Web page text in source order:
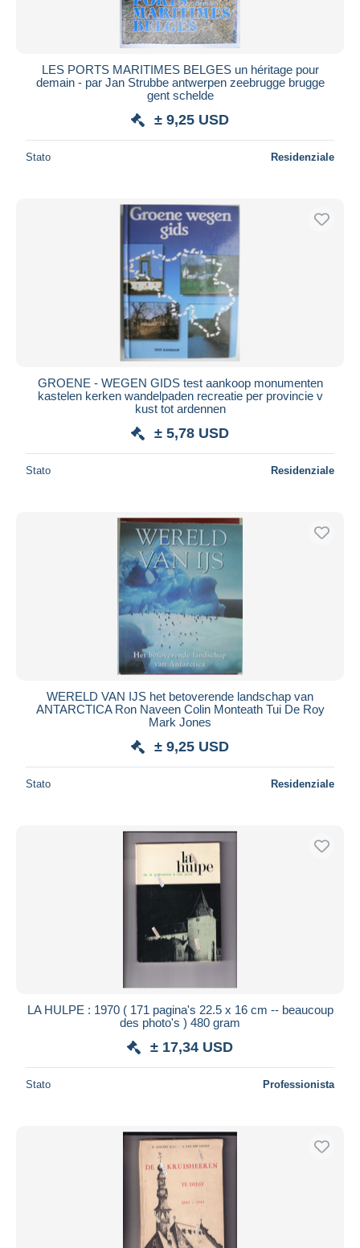
LES PORTS MARITIMES BELGES un héritage pour
demain - par Jan Strubbe antwerpen zeebrugge brugge
gent schelde
± 9,25 USD
Stato Residenziale
GROENE - WEGEN GIDS test aankoop monumenten
kastelen kerken wandelpaden recreatie per provincie v
kust tot ardennen
± 5,78 USD
Stato Residenziale
WERELD VAN IJS het betoverende landschap van
ANTARCTICA Ron Naveen Colin Monteath Tui De Roy
Mark Jones
± 9,25 USD
Stato Residenziale
LA HULPE : 1970 ( 171 pagina's 22.5 x 16 cm -- beaucoup
des photo's ) 480 gram
± 17,34 USD
Stato Professionista